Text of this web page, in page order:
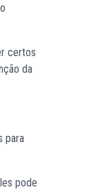
certos
da
para
pode